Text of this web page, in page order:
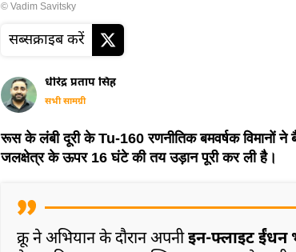
© Vadim Savitsky
सब्सक्राइब करें
धीरेंद्र प्रताप सिंह
सभी सामग्री
रूस के लंबी दूरी के Tu-160 रणनीतिक बमवर्षक विमानों
जलक्षेत्र के ऊपर 16 घंटे की तय उड़ान पूरी कर ली है।
क्रू ने अभियान के दौरान अपनीइन-फ्लाइट ईंधन